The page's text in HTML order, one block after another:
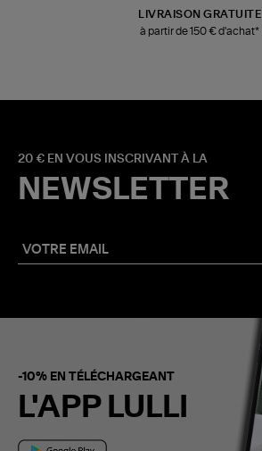
LIVRAISON GRATUITE
à partir de 150 € d'achat*
20 € EN VOUS INSCRIVANT À LA
NEWSLETTER
-10% EN TÉLÉCHARGEANT
L'APP LULLI